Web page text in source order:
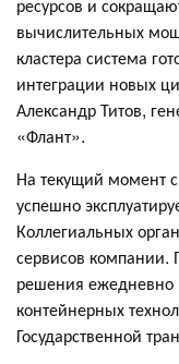
ресурсов и
вычислительных
кластера система
интеграции новых
Александр Титов,
«Флант».
На текущий момент
успешно
Коллегиальных
сервисов компании.
решения ежедневно
контейнерных
Государственной